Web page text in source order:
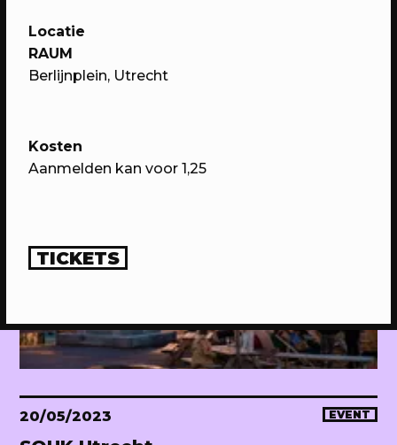
14/05/2023
WEKEA: Speelkamerfeest met Kars
en de onthulling van het
Straatspeelscherm
20/05/2023 EVENT
Locatie
RAUM
Berlijnplein, Utrecht
Kosten
Aanmelden kan voor 1,25
TICKETS